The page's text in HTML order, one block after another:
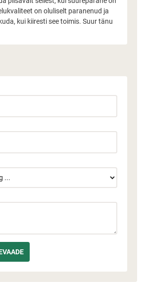
on oluliselt paranenud ja
kui kiiresti see toimis. Suur tänu